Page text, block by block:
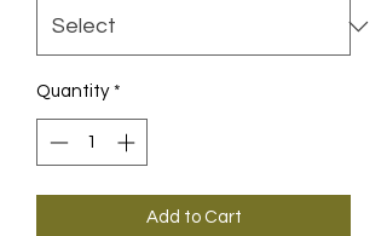
Quantity *
Add to Cart